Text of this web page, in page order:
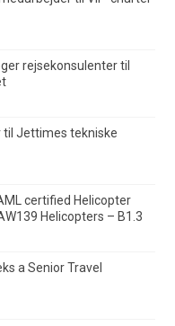
rejsekonsulenter til
til Jettimes tekniske
certified Helicopter
Helicopters – B1.3
a Senior Travel